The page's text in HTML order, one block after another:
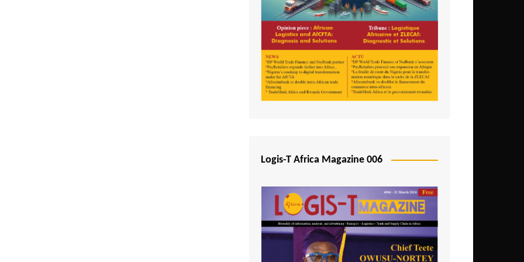
Logis-T Africa Magazine 006